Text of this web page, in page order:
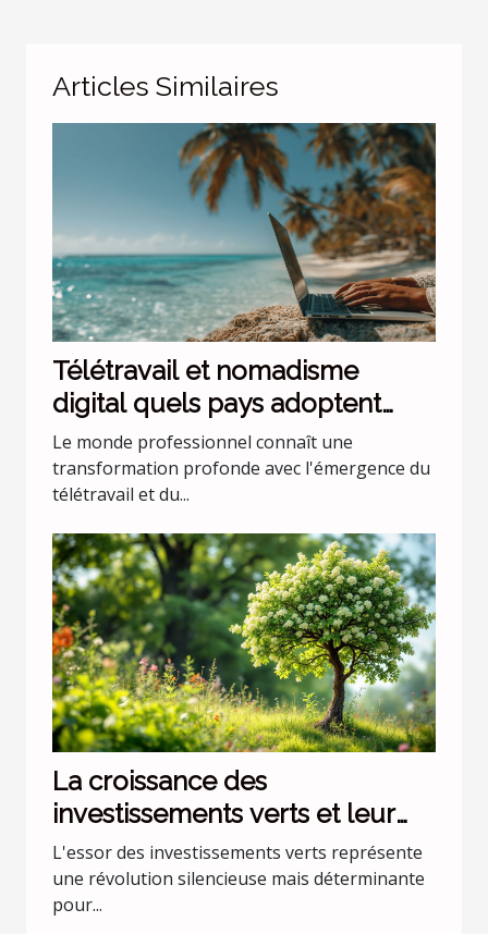
Articles Similaires
Télétravail et nomadisme
digital quels pays adoptent
cette tendance croissante
Le monde professionnel connaît une
transformation profonde avec l'émergence du
télétravail et du...
La croissance des
investissements verts et leur
impact sur les marchés
émergents
L'essor des investissements verts représente
une révolution silencieuse mais déterminante
pour...